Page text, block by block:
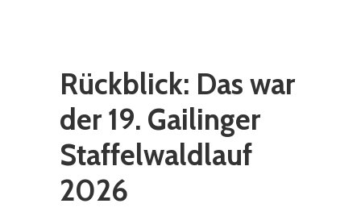
Rückblick: Das war
der 19. Gailinger
Staffelwaldlauf
2026